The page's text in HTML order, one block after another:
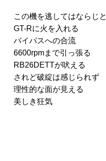
この機を逃してはならじと
GT-Rに火を入れる
バイパスへの合流
6600rpmまで引っ張る
RB26DETTが吠える
されど破綻は感じられず
理性的な面が見える
美しき狂気